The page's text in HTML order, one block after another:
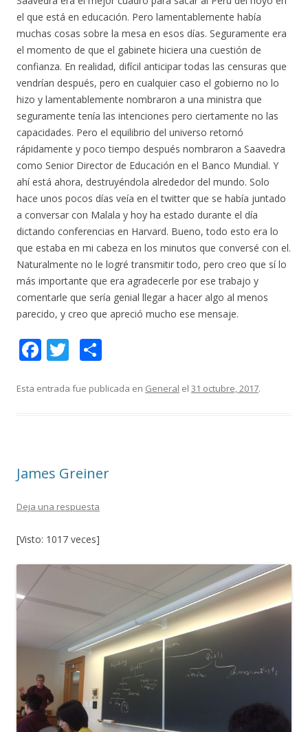
el que está en educación. Pero lamentablemente había
muchas cosas sobre la mesa en esos días. Seguramente era
el momento de que el gabinete hiciera una cuestión de
confianza. En realidad, difícil anticipar todas las censuras que
vendrían después, pero en cualquier caso el gobierno no lo
hizo y lamentablemente nombraron a una ministra que
seguramente tenía las intenciones pero ciertamente no las
capacidades. Pero el equilibrio del universo retornó
rápidamente y poco tiempo después nombraron a Saavedra
como Senior Director de Educación en el Banco Mundial. Y
ahí está ahora, destruyéndola alrededor del mundo. Solo
hace unos pocos días veía en el twitter que se había juntado
a conversar con Malala y hoy ha estado durante el día
dictando conferencias en Harvard. Bueno, todo esto era lo
que estaba en mi cabeza en los minutos que conversé con el.
Naturalmente no le logré transmitir todo, pero creo que sí lo
más importante que era agradecerle por ese trabajo y
comentarle que sería genial llegar a hacer algo al menos
parecido, y creo que apreció mucho ese mensaje.
F
e
k
T
itt m
r
Esta entrada fue publicada en General el 31 octubre, 2017.
James Greiner
Deja una respuesta
[Visto: 1017 veces]